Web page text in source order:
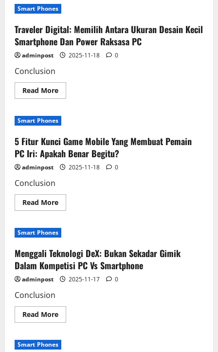
Daya
Tahan:
Yang
Membuat
PC
Lebih
Awet
Dibandingkan
Smart Phones
Traveler Digital: Memilih Antara Ukuran Desain Kecil
Smartphone Dan Power Raksasa PC
adminpost 2025-11-18 0
Conclusion
Read MoreRead
more
Digital:
Memilih
Ukuran
Desain
Kecil
Smartphone
Dan
Power
Smart Phones
5 Fitur Kunci Game Mobile Yang Membuat Pemain
PC Iri: Apakah Benar Begitu?
adminpost 2025-11-18 0
Conclusion
Read MoreRead
more
Fitur
Kunci
Mobile
Yang
Membuat
Pemain
PC
Iri:
Begitu?
Smart Phones
Menggali Teknologi DeX: Bukan Sekadar Gimik
Dalam Kompetisi PC Vs Smartphone
adminpost 2025-11-17 0
Conclusion
Read MoreRead
more
Teknologi
DeX:
Smart Phones